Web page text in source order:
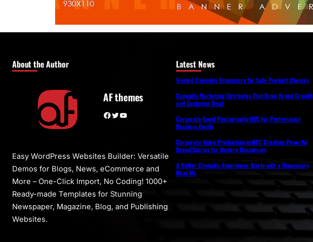
About the Author
AF themes
Facebook Twitter YouTube
Easy WordPress Websites Builder: Versatile
Demos for Blogs, News, eCommerce and
More – One-Click Import, No Coding! 1000+
Ready-made Templates for Stunning
Newspaper, Magazine, Blog, and Publishing
Websites.
Latest News
Trusted Cannabis Dispensary for Safe Product Choices
Cannabis Marketing Strategies That Drive Brand Growth
and Customer Trust
Corporate Event Photography NYC for Professional
Business Events
Corporate Video Production in NYC Creating Powerful
Brand Stories for Modern Businesses
A Better Cannabis Experience Starts with a Dispensary
Near Me